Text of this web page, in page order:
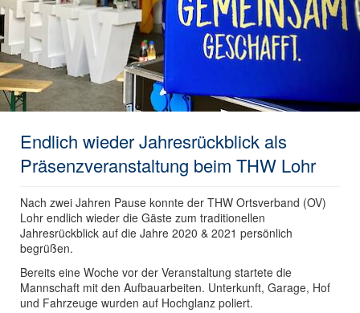
Endlich wieder Jahresrückblick als
Präsenzveranstaltung beim THW Lohr
Nach zwei Jahren Pause konnte der THW Ortsverband (OV)
Lohr endlich wieder die Gäste zum traditionellen
Jahresrückblick auf die Jahre 2020 & 2021 persönlich
begrüßen.
Bereits eine Woche vor der Veranstaltung startete die
Mannschaft mit den Aufbauarbeiten. Unterkunft, Garage, Hof
und Fahrzeuge wurden auf Hochglanz poliert.